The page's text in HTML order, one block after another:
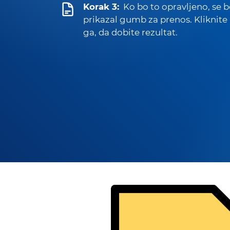
Korak 3: Ko bo to opravljeno, se
prikazal gumb za prenos. Kliknite
ga, da dobite rezultat.